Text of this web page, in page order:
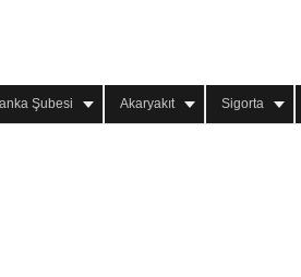
Şubesi Akaryakıt Sigorta